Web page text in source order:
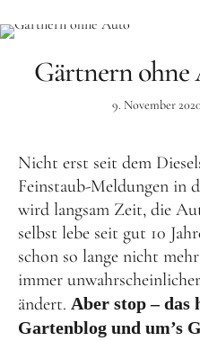
Gärtnern ohne
9. November
Nicht erst seit dem
Feinstaub-Meldungen in
wird langsam Zeit, die
selbst lebe seit gut 10
schon so lange nicht
immer
ändert. Aber stop – das
Gartenblog und um’s